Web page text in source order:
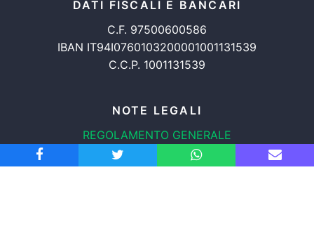
DATI FISCALI E BANCARI
C.F. 97500600586
IBAN IT94I0760103200001001131539
C.C.P. 1001131539
NOTE LEGALI
REGOLAMENTO GENERALE
PROTEZIONE DATI
INFORMATIVA COOKIES